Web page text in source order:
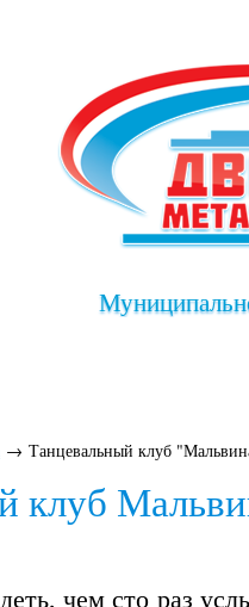
→ Танцевальный клуб
клуб
чем сто раз